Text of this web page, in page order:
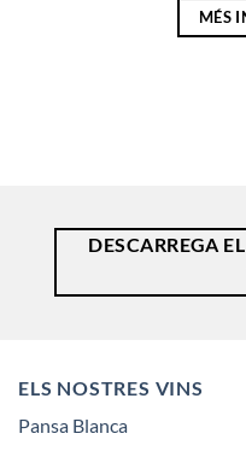
MÉS
DESCARREGA
ELS NOSTRES VINS
Pansa Blanca